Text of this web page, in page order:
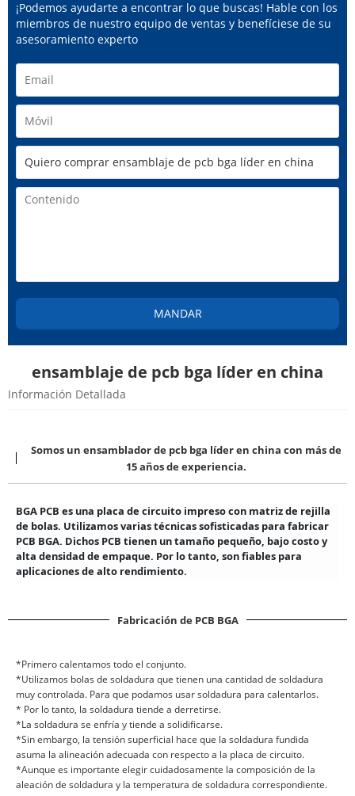
¡Podemos ayudarte a encontrar lo que buscas! Hable con los
miembros de nuestro equipo de ventas y benefíciese de su
asesoramiento experto
MANDAR
ensamblaje de pcb bga líder en china
Información Detallada
Somos un ensamblador de pcb bga líder en china con más de
15 años de experiencia.
BGA PCB es una placa de circuito impreso con matriz de rejilla
de bolas. Utilizamos varias técnicas sofisticadas para fabricar
PCB BGA. Dichos PCB tienen un tamaño pequeño, bajo costo y
alta densidad de empaque. Por lo tanto, son fiables para
aplicaciones de alto rendimiento.
Fabricación de PCB BGA
*Primero calentamos todo el conjunto.
*Utilizamos bolas de soldadura que tienen una cantidad de soldadura
muy controlada. Para que podamos usar soldadura para calentarlos.
* Por lo tanto, la soldadura tiende a derretirse.
*La soldadura se enfría y tiende a solidificarse.
*Sin embargo, la tensión superficial hace que la soldadura fundida
asuma la alineación adecuada con respecto a la placa de circuito.
*Aunque es importante elegir cuidadosamente la composición de la
aleación de soldadura y la temperatura de soldadura correspondiente.